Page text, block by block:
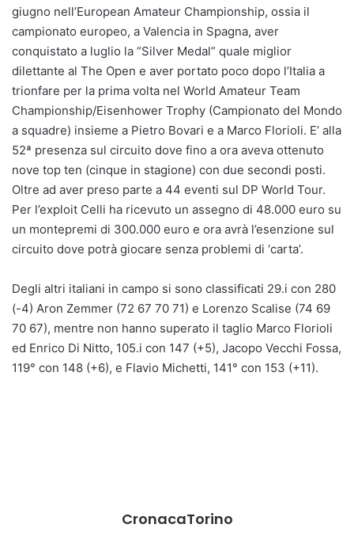
giugno nell’European Amateur Championship, ossia il
campionato europeo, a Valencia in Spagna, aver
conquistato a luglio la “Silver Medal” quale miglior
dilettante al The Open e aver portato poco dopo l’Italia a
trionfare per la prima volta nel World Amateur Team
Championship/Eisenhower Trophy (Campionato del Mondo
a squadre) insieme a Pietro Bovari e a Marco Florioli. E’ alla
52ª presenza sul circuito dove fino a ora aveva ottenuto
nove top ten (cinque in stagione) con due secondi posti.
Oltre ad aver preso parte a 44 eventi sul DP World Tour.
Per l’exploit Celli ha ricevuto un assegno di 48.000 euro su
un montepremi di 300.000 euro e ora avrà l’esenzione sul
circuito dove potrà giocare senza problemi di ‘carta’.
Degli altri italiani in campo si sono classificati 29.i con 280
(-4) Aron Zemmer (72 67 70 71) e Lorenzo Scalise (74 69
70 67), mentre non hanno superato il taglio Marco Florioli
ed Enrico Di Nitto, 105.i con 147 (+5), Jacopo Vecchi Fossa,
119° con 148 (+6), e Flavio Michetti, 141° con 153 (+11).
CronacaTorino